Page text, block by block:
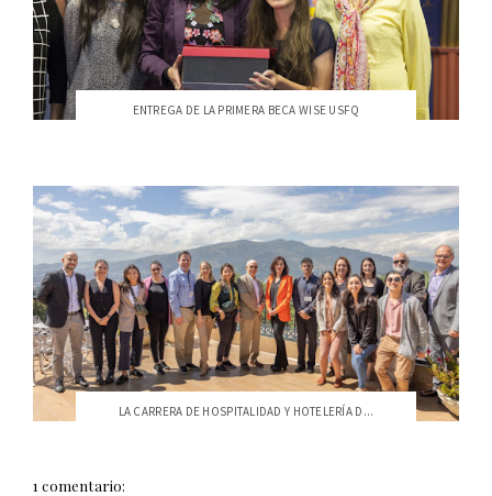
ENTREGA DE LA PRIMERA BECA WISE USFQ
LA CARRERA DE HOSPITALIDAD Y HOTELERÍA D...
1 comentario: